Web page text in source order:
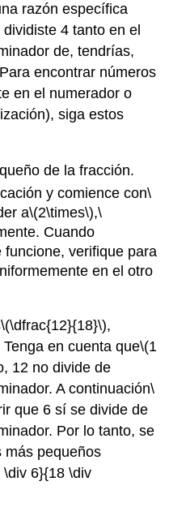
razón específica
4 tanto en el
de, tendrías,
encontrar números
en el numerador o
siga estos
de la fracción.
y comience con\
a\(2\times\),\
Cuando
verifique para
en el otro
\(\dfrac{12}{18}\),
en cuenta que\(1
12 no divide de
A continuación\
que 6 sí se divide de
Por lo tanto, se
más pequeños
\div 6}{18 \div